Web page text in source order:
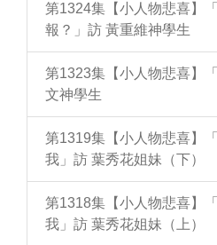
第1324集【小人物悲喜】
報？」訪 黃重維神學生
第1323集【小人物悲喜】
文神學生
第1319集【小人物悲喜】
我」訪 葉秀花姐妹（下）
第1318集【小人物悲喜】
我」訪 葉秀花姐妹（上）